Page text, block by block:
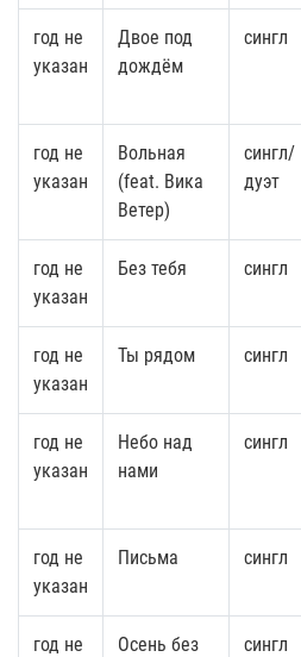
год не
указан
Двое под
дождём
сингл
год не
указан
Вольная
(feat. Вика
Ветер)
сингл/
дуэт
год не
указан
Без тебя сингл
год не
указан
Ты рядом сингл
год не
указан
Небо над
нами
сингл
год не
указан
Письма сингл
год не
Осень без
сингл